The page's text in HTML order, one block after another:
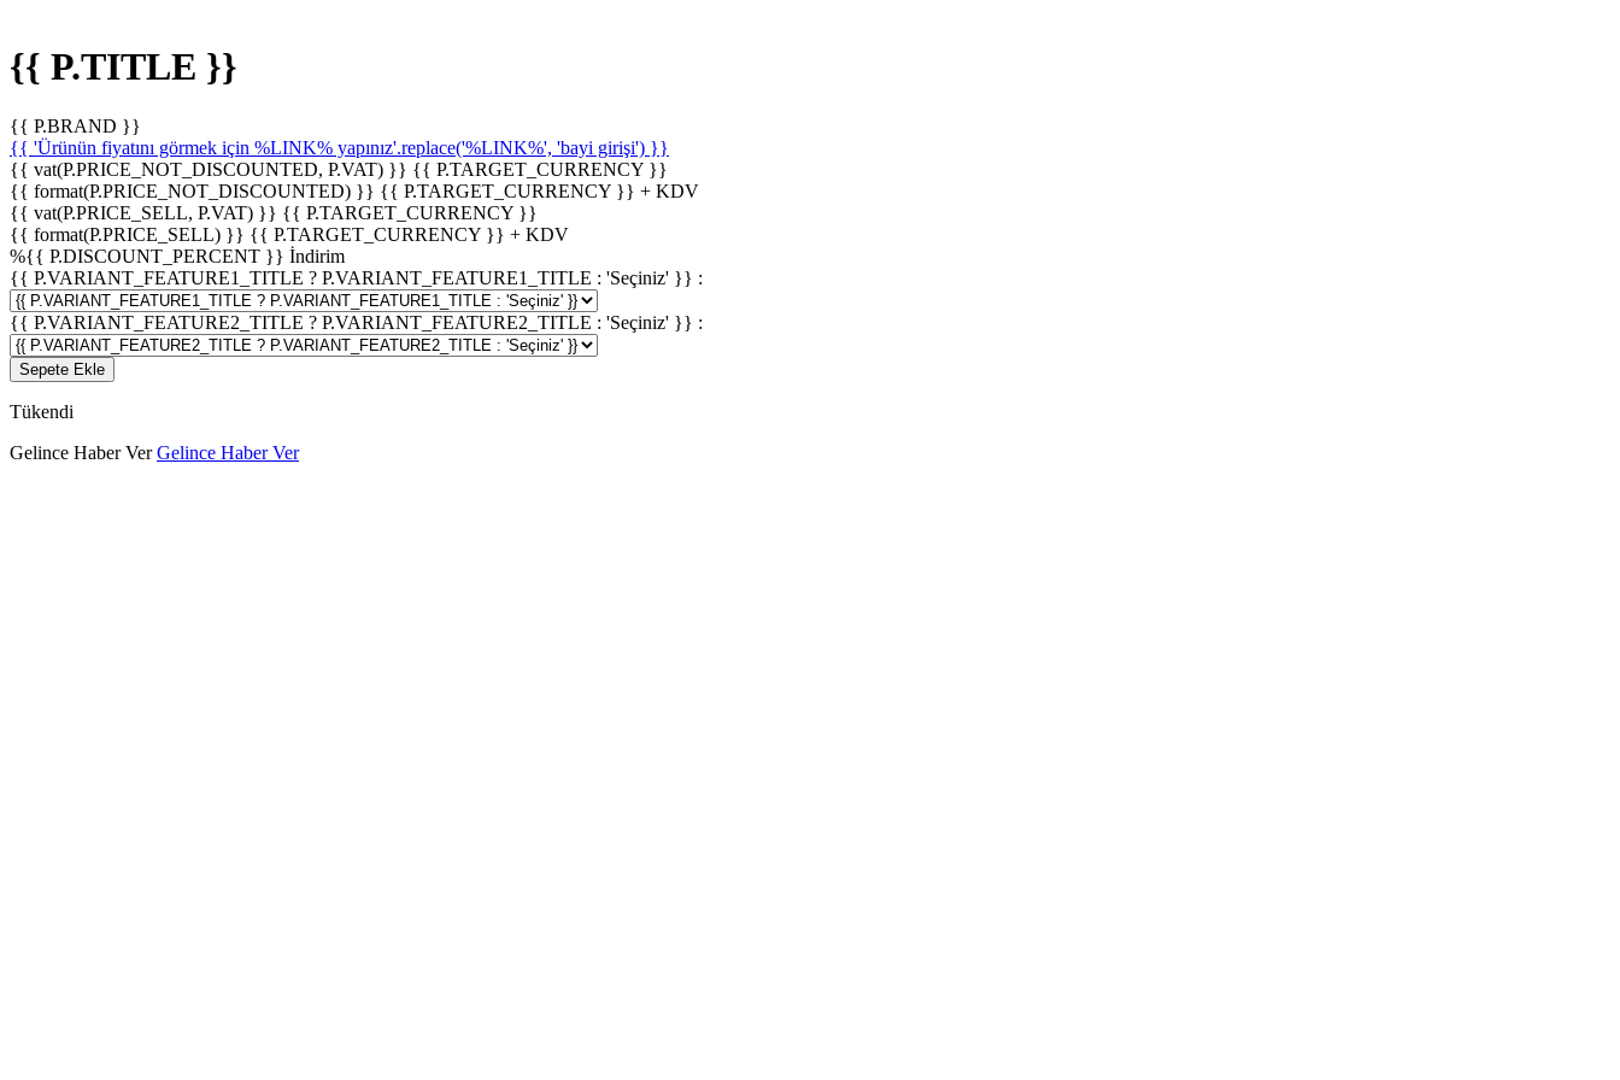
{{ P.TITLE }}
{{ P.BRAND }}
{{ 'Ürünün fiyatını görmek için %LINK% yapınız'.replace('%LINK%', 'bayi girişi') }}
{{ vat(P.PRICE_NOT_DISCOUNTED, P.VAT) }} {{ P.TARGET_CURRENCY }}
{{ format(P.PRICE_NOT_DISCOUNTED) }} {{ P.TARGET_CURRENCY }} + KDV
{{ vat(P.PRICE_SELL, P.VAT) }} {{ P.TARGET_CURRENCY }}
{{ format(P.PRICE_SELL) }} {{ P.TARGET_CURRENCY }} + KDV
%{{ P.DISCOUNT_PERCENT }} İndirim
{{ P.VARIANT_FEATURE1_TITLE ? P.VARIANT_FEATURE1_TITLE : 'Seçiniz' }} :
{{ P.VARIANT_FEATURE2_TITLE ? P.VARIANT_FEATURE2_TITLE : 'Seçiniz' }} :
Sepete Ekle
Tükendi
Gelince Haber Ver Gelince Haber Ver